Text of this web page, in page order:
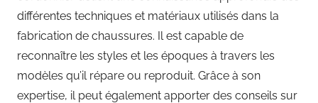
différentes techniques et matériaux utilisés dans la
fabrication de chaussures. Il est capable de
reconnaître les styles et les époques à travers les
modèles qu’il répare ou reproduit. Grâce à son
expertise, il peut également apporter des conseils sur